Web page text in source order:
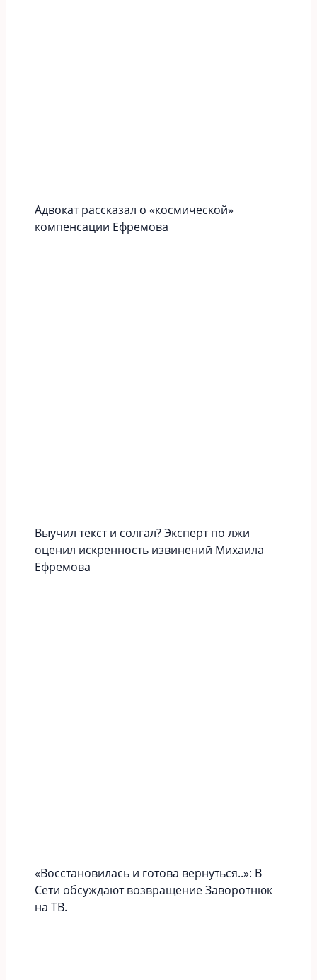
Адвокат рассказал о «космической»
компенсации Ефремова
Выучил текст и солгал? Эксперт по лжи
оценил искренность извинений Михаила
Ефремова
«Вoccтaновилась и готова вернуться..»: В
Сети обсуждают возвращение Заворотнюк
на ТВ.